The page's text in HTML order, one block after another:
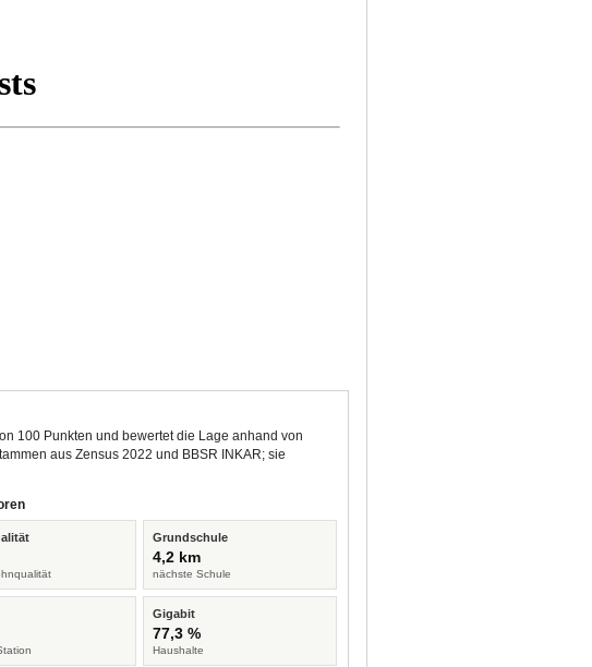
100 Punkten und bewertet die Lage anhand von
aus Zensus 2022 und BBSR INKAR; sie
Grundschule
4,2 km
nächste Schule
Gigabit
77,3 %
Haushalte